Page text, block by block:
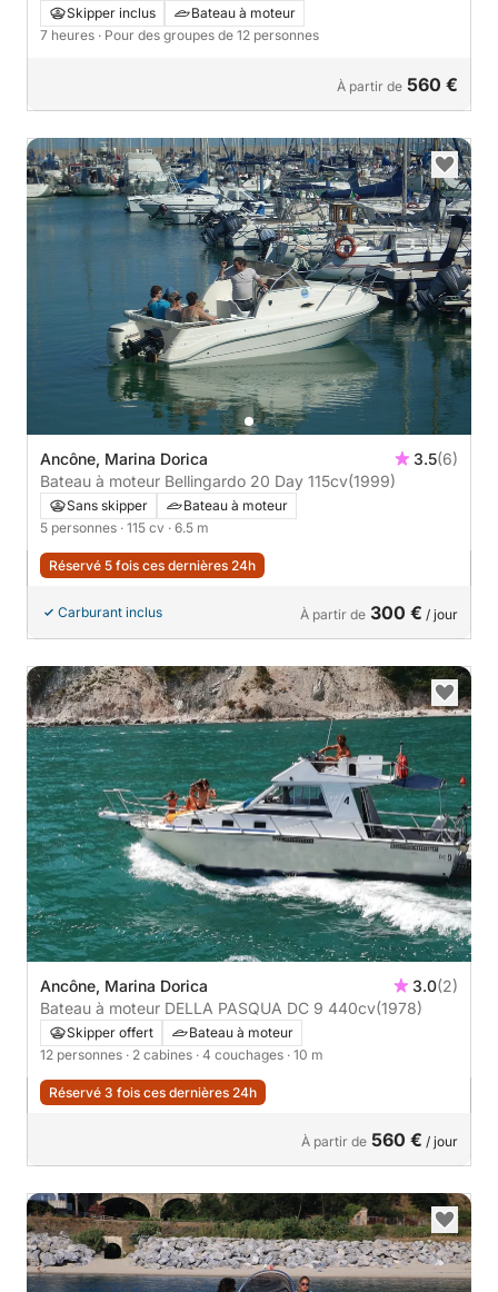
journée complète à bord d'un bateau à moteur
Skipper inclus
Bateau à moteur
7 heures · Pour des groupes de 12 personnes
À partir de 560 €
Ancône, Marina Dorica 3.5(6)
Bateau à moteur Bellingardo 20 Day 115cv(1999)
Sans skipper
Bateau à moteur
5 personnes · 115 cv · 6.5 m
Réservé 5 fois ces dernières 24h
Carburant inclus À partir de 300 € / jour
Ancône, Marina Dorica 3.0(2)
Bateau à moteur DELLA PASQUA DC 9 440cv(1978)
Skipper offert
Bateau à moteur
12 personnes · 2 cabines · 4 couchages · 10 m
Réservé 3 fois ces dernières 24h
À partir de 560 € / jour